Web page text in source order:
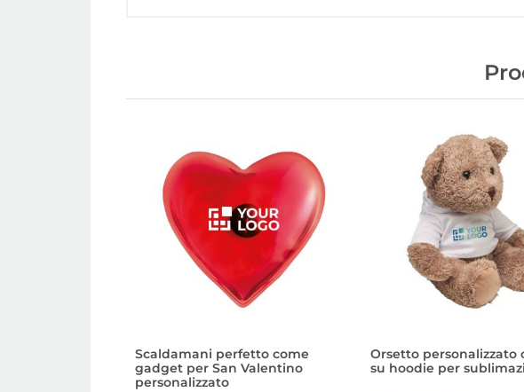
Scaldamani perfetto come
gadget per San Valentino
personalizzato
Orsetto personalizzato
su hoodie per